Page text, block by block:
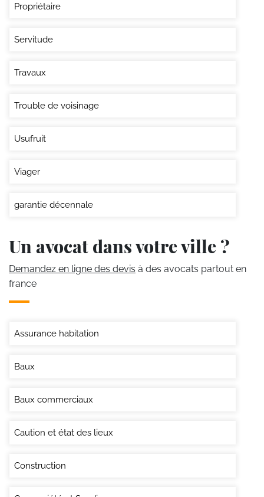
Propriétaire
Servitude
Travaux
Trouble de voisinage
Usufruit
Viager
garantie décennale
Un avocat dans votre ville ?
Demandez en ligne des devis à des avocats partout en
france
Assurance habitation
Baux
Baux commerciaux
Caution et état des lieux
Construction